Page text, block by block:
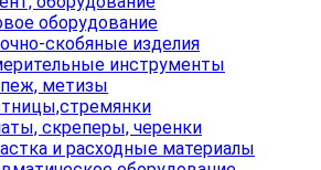
оборудование
скобяные изделия
инструменты
метизы
скреперы, черенки
и расходные материалы